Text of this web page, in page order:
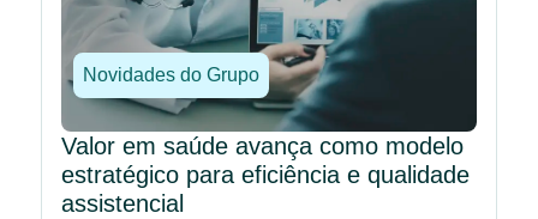
Novidades do Grupo
Valor em saúde avança como modelo
estratégico para eficiência e qualidade
assistencial